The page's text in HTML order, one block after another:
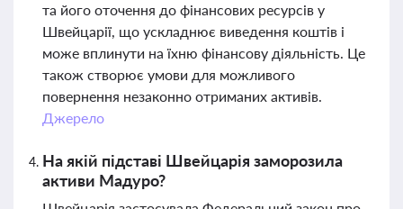
та його оточення до фінансових ресурсів у
Швейцарії, що ускладнює виведення коштів і
може вплинути на їхню фінансову діяльність. Це
також створює умови для можливого
повернення незаконно отриманих активів.
Джерело
На якій підставі Швейцарія заморозила
активи Мадуро?